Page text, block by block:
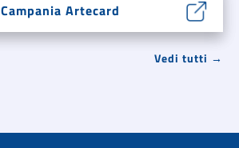
Campania Artecard
Vedi tutti →